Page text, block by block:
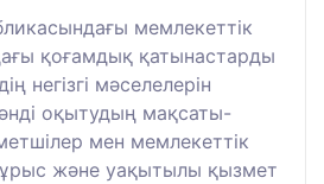
мемлекеттік
қоғамдық қатынастарды
негізгі мәселелерін
оқытудың мақсаты-
мен мемлекеттік
және уақытылы қызмет